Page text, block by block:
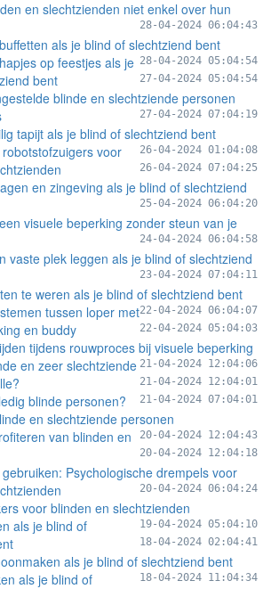
en slechtzienden niet enkel over hun
28-04-2024 06:04:43
als je blind of slechtziend bent
28-04-2024 05:04:54
op feestjes als je
bent
27-04-2024 05:04:54
blinde en slechtziende personen
27-04-2024 07:04:19
tapijt als je blind of slechtziend bent
26-04-2024 01:04:08
voor
26-04-2024 07:04:25
en zingeving als je blind of slechtziend
25-04-2024 06:04:20
visuele beperking zonder steun van je
24-04-2024 06:04:58
vaste plek leggen als je blind of slechtziend
23-04-2024 07:04:11
te weren als je blind of slechtziend bent
22-04-2024 06:04:07
tussen loper met
en buddy
22-04-2024 05:04:03
tijdens rouwproces bij visuele beperking
21-04-2024 12:04:06
en zeer slechtziende
21-04-2024 12:04:01
blinde personen? 21-04-2024 07:04:01
en slechtziende personen
20-04-2024 12:04:43
van blinden en
20-04-2024 12:04:18
Psychologische drempels voor
20-04-2024 06:04:24
voor blinden en slechtzienden
19-04-2024 05:04:10
als je blind of
18-04-2024 02:04:41
als je blind of slechtziend bent
18-04-2024 11:04:34
als je blind of